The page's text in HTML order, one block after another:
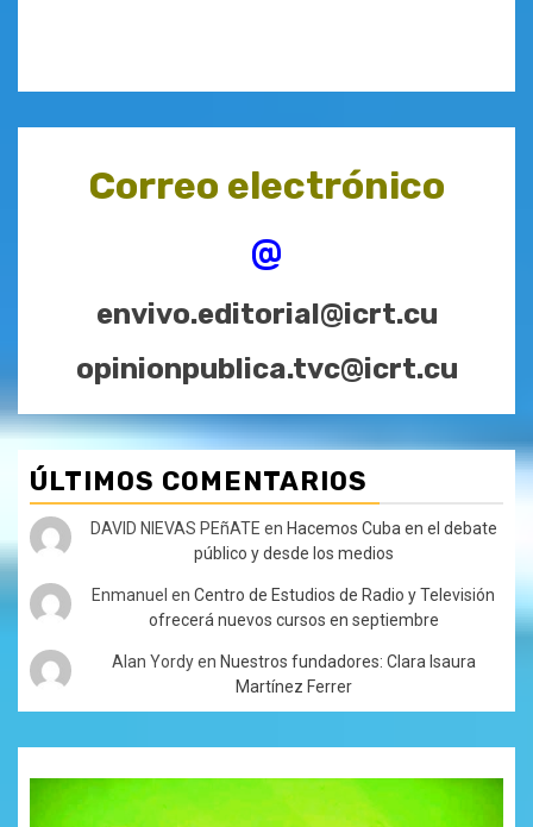
Correo electrónico
@
envivo.editorial@icrt.cu
opinionpublica.tvc@icrt.cu
ÚLTIMOS COMENTARIOS
DAVID NIEVAS PEñATE en Hacemos Cuba en el debate
público y desde los medios
Enmanuel enCentro de Estudios de Radio y Televisión
ofrecerá nuevos cursos en septiembre
Alan Yordyen Nuestros fundadores: Clara Isaura
Martínez Ferrer